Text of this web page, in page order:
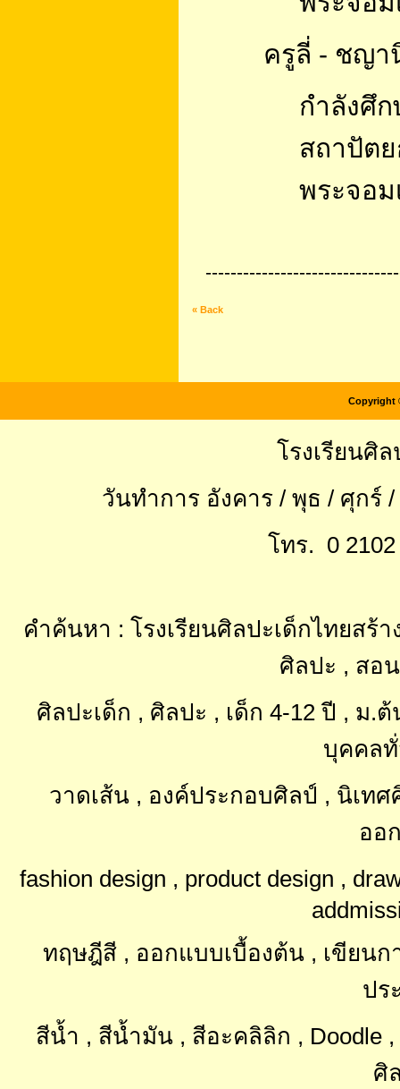
ครูลี่ - ชญา
กำลังศึ
สถาปัต
พระจอ
« Back
Copyright
โรงเรียนศิ
วันทำการ อังคาร / พุธ / ศุกร์
โทร. 0 2102
คำค้นหา : โรงเรียนศิลปะเด็กไทยสร้า
ศิลปะ , สอ
ศิลปะเด็ก , ศิลปะ , เด็ก 4-12 ปี , ม.
บุคคลทั่
วาดเส้น , องค์ประกอบศิลป์ , นิเท
ออ
fashion design , product design ,
ทฤษฎีสี , ออกแบบเบื้องต้น , เขียน
ปร
สีน้ำ , สีน้ำมัน , สีอะคลิลิก , Doodle ,
ศิ